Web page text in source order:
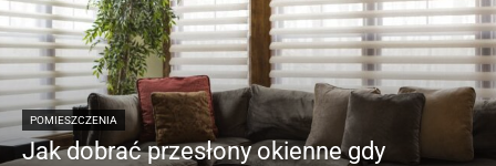
POMIESZCZENIA
Jak dobrać przesłony okienne gdy